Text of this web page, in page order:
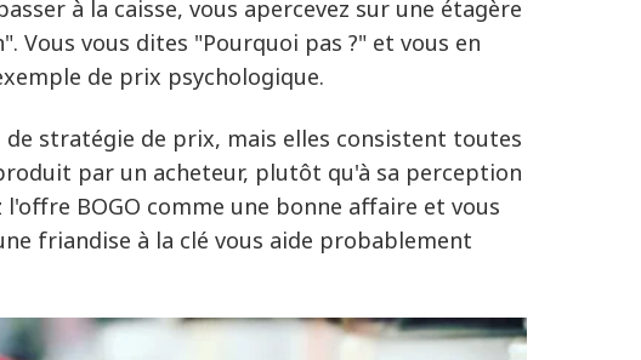
à la caisse, vous apercevez sur une étagère
Vous vous dites "Pourquoi pas ?" et vous en
de prix psychologique.
stratégie de prix, mais elles consistent toutes
par un acheteur, plutôt qu'à sa perception
BOGO comme une bonne affaire et vous
friandise à la clé vous aide probablement